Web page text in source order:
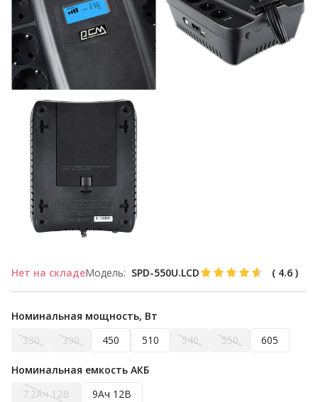
Нет на складеМодель: SPD-550U.LCD ( 4.6 )
Номинальная мощность, Вт
330
390 450 510 540 550 605
Номинальная емкость АКБ
7.2Ач 12В
9Ач 12В